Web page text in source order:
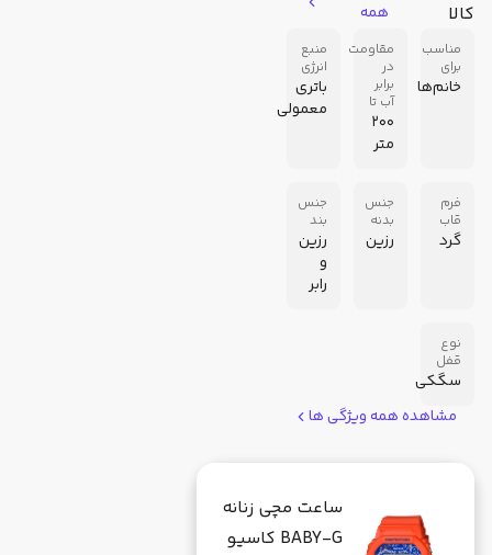
کالا
همه
مناسب
برای
خانم‌ها
مقاومت
در
برابر
آب تا
200
متر
منبع
انرژی
باتری
معمولی
فرم
قاب
گرد
جنس
بدنه
رزین
جنس
بند
رزین
و
رابر
نوع
قفل
سگکی
مشاهده همه ویژگی ها
ساعت مچی زنانه
BABY-G کاسیو